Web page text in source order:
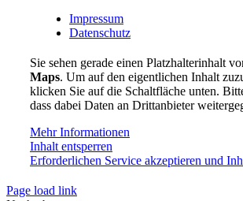
Impressum
Datenschutz
Sie sehen gerade einen Platzhalterinhalt
Maps. Um auf den eigentlichen Inhalt
klicken Sie auf die Schaltfläche unten.
dass dabei Daten an Drittanbieter
Mehr Informationen
Inhalt entsperren
Erforderlichen Service akzeptieren und
Page load link